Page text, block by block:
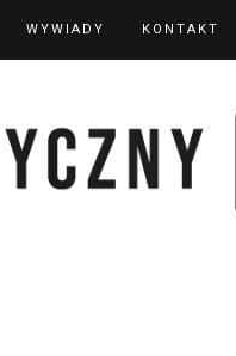
WYWIADY KONTAKT